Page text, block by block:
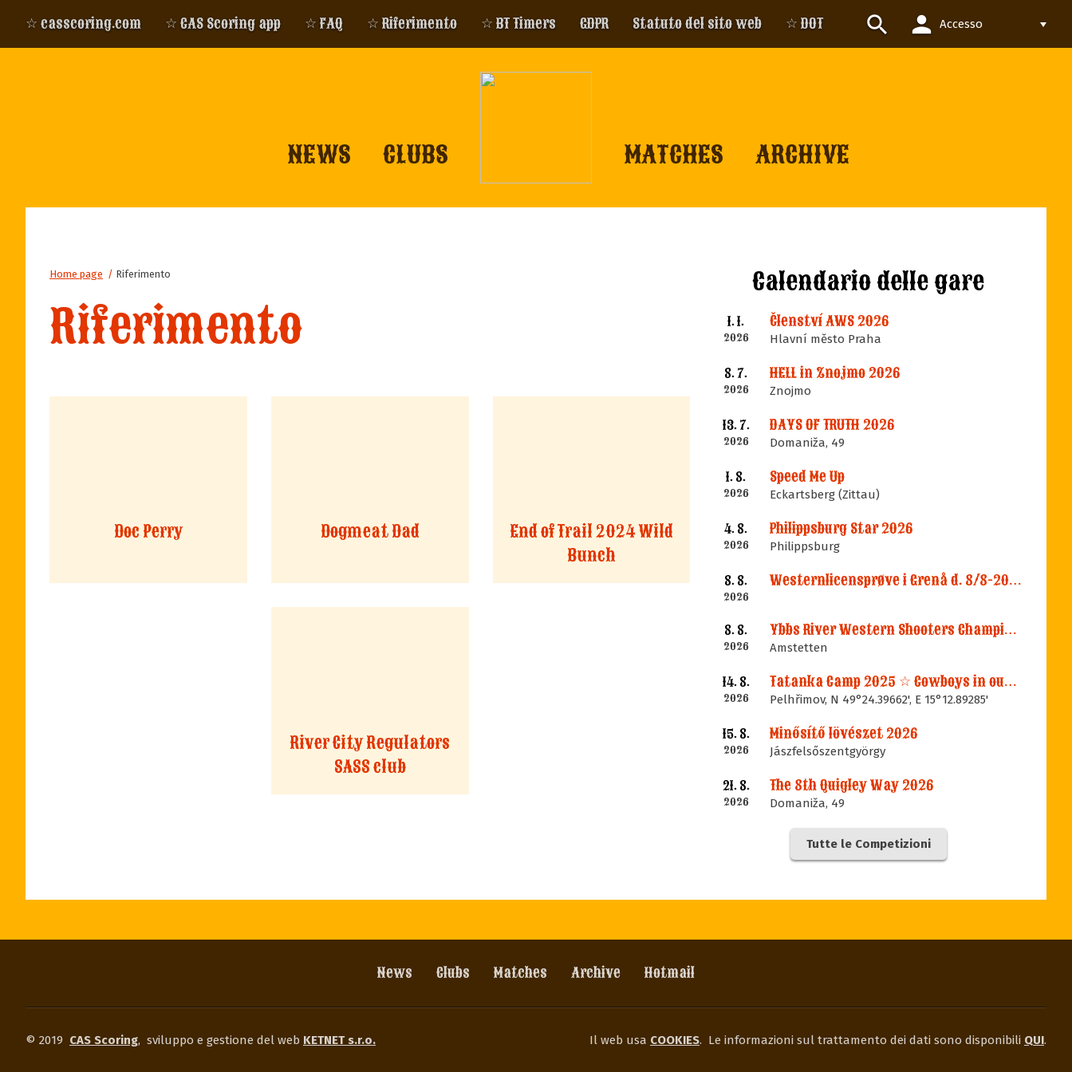
search person Accesso
☆ casscoring.com ☆ CAS Scoring app ☆ FAQ ☆ Riferimento ☆ BT Timers GDPR Statuto del sito web ☆ DOT
CLUBS
NEWS MATCHES ARCHIVE
Home page / Riferimento
Riferimento
Doc Perry Dogmeat Dad
End of Trail 2024 Wild
Bunch
River City Regulators
SASS club
Calendario delle gare
1. 1.
2026
Členství AWS 2026
Hlavní město Praha
8. 7.
2026
HELL in Znojmo 2026
Znojmo
13. 7.
2026
DAYS OF TRUTH 2026
Domaniža, 49
1. 8.
2026
Speed Me Up
Eckartsberg (Zittau)
4. 8.
2026
Philippsburg Star 2026
Philippsburg
8. 8.
2026
Westernlicensprøve i Grenå d. 8/8-2026
8. 8.
2026
Ybbs River Western Shooters Championship 2026 + LM
Amstetten
14. 8.
2026
Tatanka Camp 2025 ☆ Cowboys in our Memories
Pelhřimov, N 49°24.39662', E 15°12.89285'
15. 8.
2026
Minősítő lövészet 2026
Jászfelsőszentgyörgy
21. 8.
2026
The 8th Quigley Way 2026
Domaniža, 49
Tutte le Competizioni
News Clubs Matches Archive Hotmail
© 2019 CAS Scoring, sviluppo e gestione del web KETNET s.r.o. Il web usa COOKIES. Le informazioni sul trattamento dei dati sono disponibili QUI.